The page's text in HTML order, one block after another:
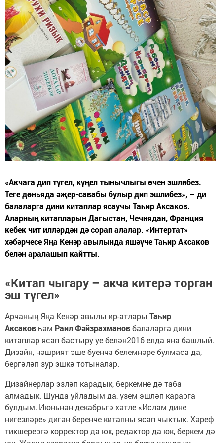
«Акчага дип түгел, күңел тынычлыгы өчен эшлибез.
Теге дөньяда әҗер-савабы булыр дип эшлибез», – ди
балаларга дини китаплар ясаучы Таһир Аксаков.
Аларның китапларын Дагыстан, Чечнядан, Франция
кебек чит илләрдән дә сорап алалар. «Интертат»
хәбәрчесе Яңа Кенәр авылында яшәүче Таһир Аксаков
белән аралашып кайтты.
«Китап чыгару – акча китерә торган
эш түгел»
Арчаның Яңа Кенәр авылы ир-атлары Таһир
Аксаков һәм Раил Фәйзрахмановбалаларга дини
китаплар ясап бастыру уе белән2016 елда яна башлый.
Дизайн, нәшрият эше буенча белемнәре булмаса да,
бергәләп зур эшкә тотыналар.
Дизайнерлар эзләп карадык, беркемне дә таба
алмадык. Шунда уйладым да, үзем эшләп карарга
булдым. Июньнән декабрьгә хәтле «Ислам дине
нигезләре» дигән беренче китапны ясап чыктык. Хәреф
тикшерергә корректор да юк, редактор да юк, беркем дә